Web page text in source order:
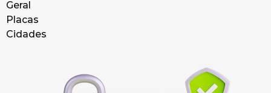
Geral
Placas
Cidades